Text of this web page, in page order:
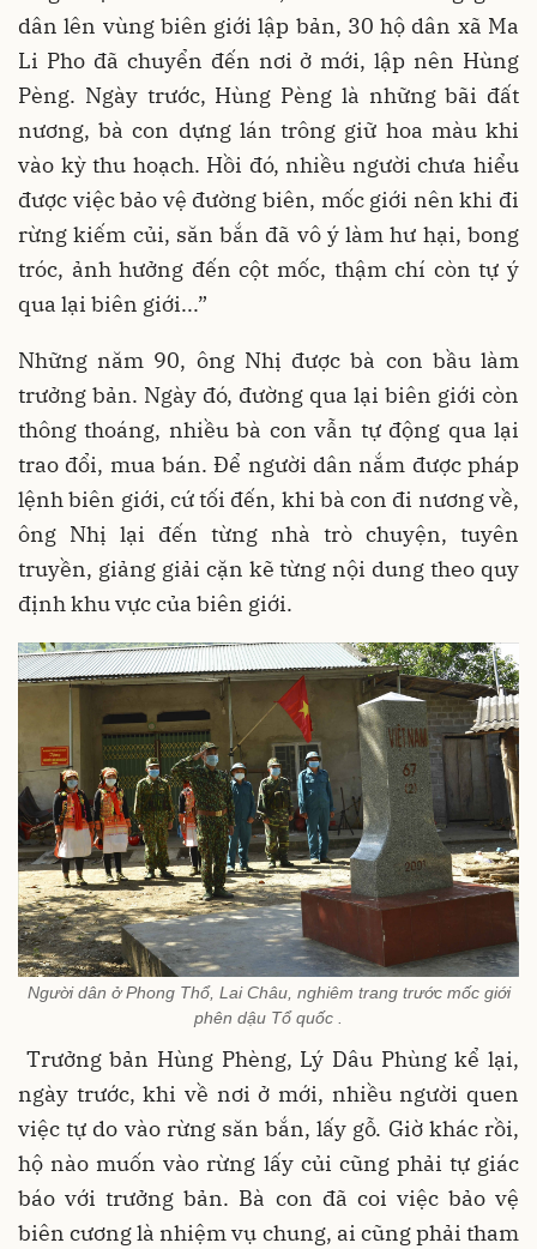
dân lên vùng biên giới lập bản, 30 hộ dân xã Ma
Li Pho đã chuyển đến nơi ở mới, lập nên Hùng
Pèng. Ngày trước, Hùng Pèng là những bãi đất
nương, bà con dựng lán trông giữ hoa màu khi
vào kỳ thu hoạch. Hồi đó, nhiều người chưa hiểu
được việc bảo vệ đường biên, mốc giới nên khi đi
rừng kiếm củi, săn bắn đã vô ý làm hư hại, bong
tróc, ảnh hưởng đến cột mốc, thậm chí còn tự ý
qua lại biên giới...”
Những năm 90, ông Nhị được bà con bầu làm
trưởng bản. Ngày đó, đường qua lại biên giới còn
thông thoáng, nhiều bà con vẫn tự động qua lại
trao đổi, mua bán. Để người dân nắm được pháp
lệnh biên giới, cứ tối đến, khi bà con đi nương về,
ông Nhị lại đến từng nhà trò chuyện, tuyên
truyền, giảng giải cặn kẽ từng nội dung theo quy
định khu vực của biên giới.
Người dân ở Phong Thổ, Lai Châu, nghiêm trang trước mốc giới
phên dậu Tổ quốc .
Trưởng bản Hùng Phèng, Lý Dâu Phùng kể lại,
ngày trước, khi về nơi ở mới, nhiều người quen
việc tự do vào rừng săn bắn, lấy gỗ. Giờ khác rồi,
hộ nào muốn vào rừng lấy củi cũng phải tự giác
báo với trưởng bản. Bà con đã coi việc bảo vệ
biên cương là nhiệm vụ chung, ai cũng phải tham